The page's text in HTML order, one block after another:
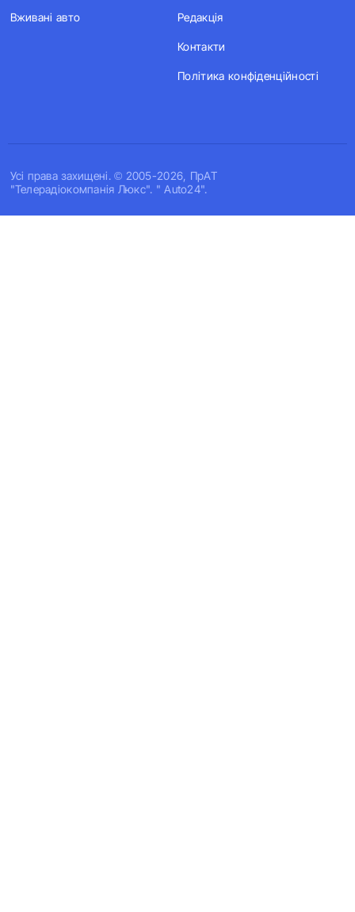
Усi права захищенi. © 2005-2026, ПрАТ
"Телерадіокомпанія Люкс". " Auto24".
Вживані авто Редакція
Контакти
Політика конфіденційності